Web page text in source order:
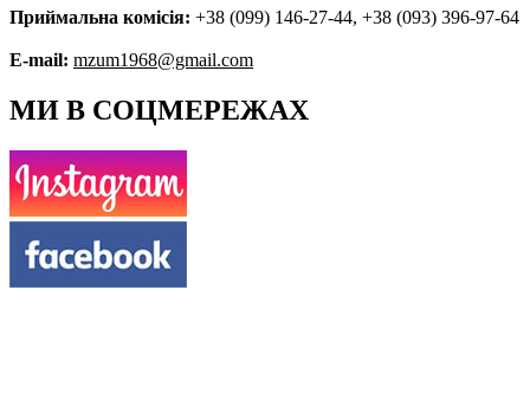
Приймальна комісія: +38 (099) 146-27-44, +38 (093) 396-97-64
E-mail: mzum1968@gmail.com
МИ В СОЦМЕРЕЖАХ